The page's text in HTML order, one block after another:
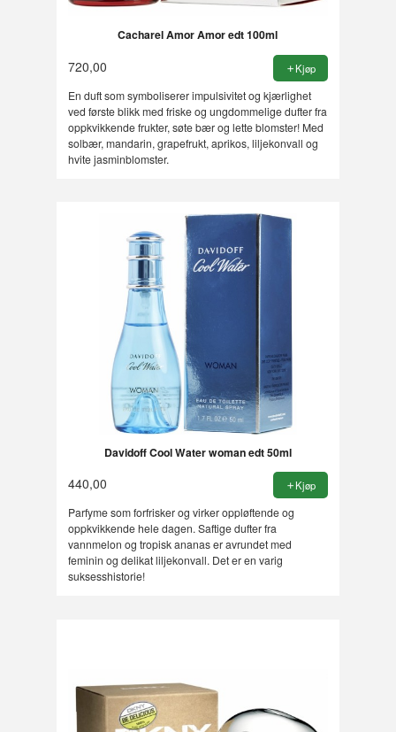
Cacharel Amor Amor edt 100ml
720,00 Kjøp
En duft som symboliserer impulsivitet og kjærlighet
ved første blikk med friske og ungdommelige dufter fra
oppkvikkende frukter, søte bær og lette blomster! Med
solbær, mandarin, grapefrukt, aprikos, liljekonvall og
hvite jasminblomster.
Davidoff Cool Water woman edt 50ml
440,00 Kjøp
Parfyme som forfrisker og virker oppløftende og
oppkvikkende hele dagen. Saftige dufter fra
vannmelon og tropisk ananas er avrundet med
feminin og delikat liljekonvall. Det er en varig
suksesshistorie!